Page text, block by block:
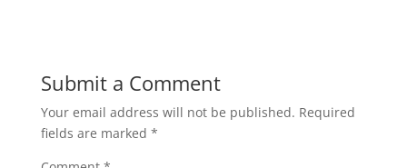
Submit a Comment
Your email address will not be published. Required
fields are marked *